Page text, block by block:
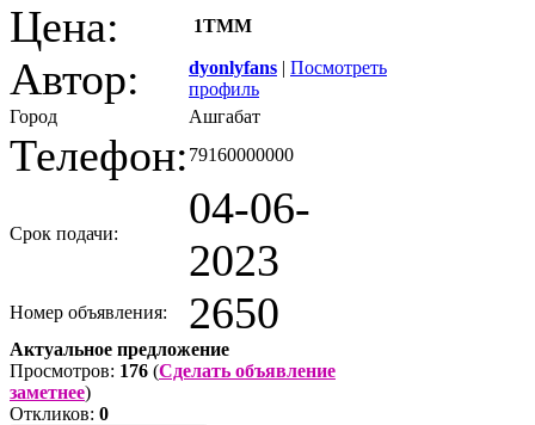
Цена:
1TMM
Автор: dyonlyfans | Посмотреть
профиль
Город
Ашгабат
Телефон: 79160000000
Срок подачи:
04-06-
2023
Номер объявления: 2650
Актуальное предложение
Просмотров: 176 (Сделать объявление
заметнее)
Откликов: 0